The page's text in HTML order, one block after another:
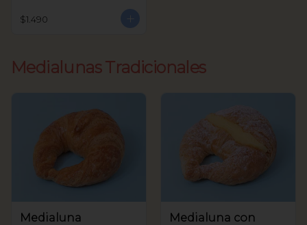
$1.490
Medialunas Tradicionales
Medialuna
Medialuna con